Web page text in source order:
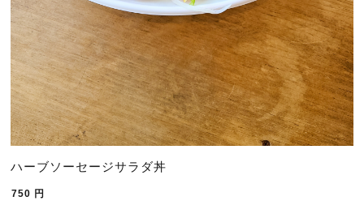
ハーブソーセージサラダ丼
750 円